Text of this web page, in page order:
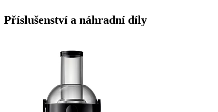
Příslušenství a náhradní díly